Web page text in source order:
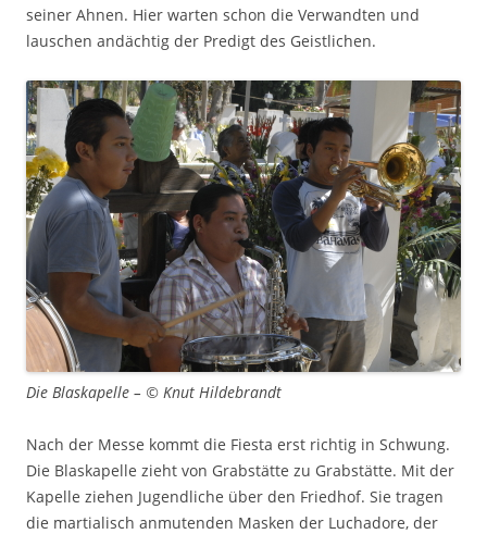
seiner Ahnen. Hier warten schon die Verwandten und
lauschen andächtig der Predigt des Geistlichen.
Die Blaskapelle – © Knut Hildebrandt
Nach der Messe kommt die Fiesta erst richtig in Schwung.
Die Blaskapelle zieht von Grabstätte zu Grabstätte. Mit der
Kapelle ziehen Jugendliche über den Friedhof. Sie tragen
die martialisch anmutenden Masken der Luchadore, der